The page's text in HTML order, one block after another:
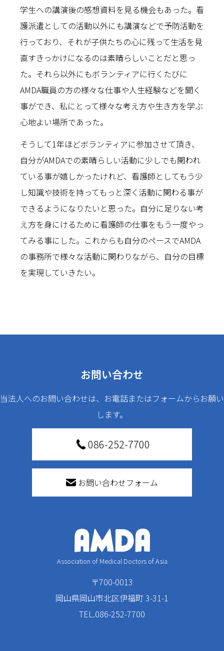
学生への講演後の感想資料を見る機会もあった。看
護派遣としての活動以外にも講演などで予防活動を
行っており、それが子供たちの心に残って生活を見
直すきっかけになるのは素晴らしいことだと思っ
た。それら以外にもボランティアに行くたびに
AMDA職員の方の様々な仕事や人生経験などを聞く
事ができ、私にとって様々な考え方や生き方を学ぶ
心地よい場所であった。
そうして1年ほどボランティアに参加させて頂き、
自分がAMDAでの素晴らしい活動に少しでも関われ
ている事が嬉しかったけれど、看護師としてもう少
し知識や技術を持ってもっと深く活動に関わる事が
できるようになりたいと思った。自分に足りない考
え方を身にけるために看護師の仕事をもう一度やっ
てみる事にした。これからも自分のペースでAMDA
の事務所で様々な活動に関わりながら、自分の目標
を実現していきたい。
お問い合わせ
当法人へのお問い合わせは、お電話またはフォームからお願い
します。
086-252-7700
お問い合わせフォーム
Association of Medical Doctors of Asia
〒700-0013
岡山県岡山市北区伊福町 3-31-1
TEL.086-252-7700